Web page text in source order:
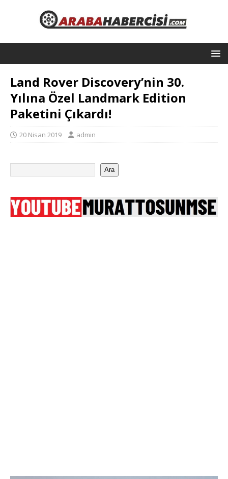
Land Rover Discovery’nin 30.
Yılına Özel Landmark Edition
Paketini Çıkardı!
20 Nisan 2019 admin
Ara